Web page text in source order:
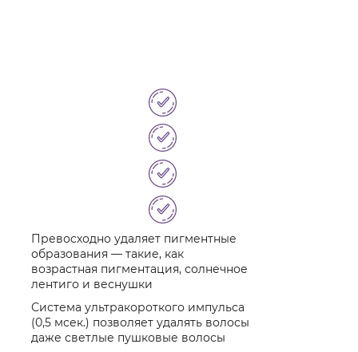
Превосходно удаляет пигментные
образования — такие, как
возрастная пигментация, солнечное
лентиго и веснушки
Система ультракороткого импульса
(0,5 мсек.) позволяет удалять волосы
даже светлые пушковые волосы